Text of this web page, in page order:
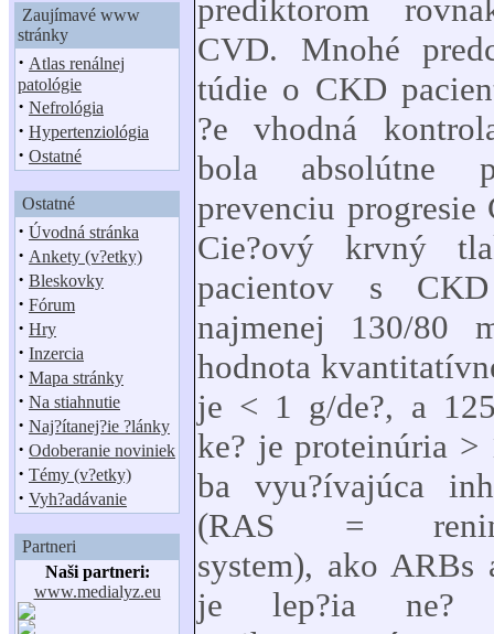
Zaujímavé www
stránky
· Atlas renálnej
patológie
· Nefrológia
· Hypertenziológia
· Ostatné
Ostatné
· Úvodná stránka
· Ankety (v?etky)
· Bleskovky
· Fórum
· Hry
· Inzercia
· Mapa stránky
· Na stiahnutie
· Naj?ítanej?ie ?lánky
· Odoberanie noviniek
· Témy (v?etky)
· Vyh?adávanie
Partneri
Naši partneri:
www.medialyz.eu
prediktorom
CVD. Mnohé
túdie o CKD
?e vhodná
bola absolútne
prevenciu
Cie?ový krvný
pacientov s
najmenej 130/80
hodnota
je < 1 g/de?, a
ke? je proteinúria >
ba vyu?ívajúca
(RAS = renin-
system), ako ARBs
je lep?ia ne?